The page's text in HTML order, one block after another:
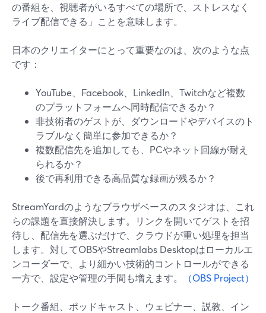
の番組を、視聴者がいるすべての場所で、ストレスなく
ライブ配信できる」ことを意味します。
日本のクリエイターにとって重要なのは、次のような点
です：
YouTube、Facebook、LinkedIn、Twitchなど複数
のプラットフォームへ同時配信できるか？
非技術者のゲストが、ダウンロードやデバイスのト
ラブルなく簡単に参加できるか？
複数配信先を追加しても、PCやネット回線が耐え
られるか？
後で再利用できる高品質な録画が残るか？
StreamYardのようなブラウザベースのスタジオは、これ
らの課題を直接解決します。リンクを開いてゲストを招
待し、配信先を選ぶだけで、クラウドが重い処理を担当
します。対してOBSやStreamlabs Desktopはローカルエ
ンコーダーで、より細かい技術的コントロールができる
一方で、設定や管理の手間も増えます。
（OBS Project）
トーク番組、ポッドキャスト、ウェビナー、説教、イン